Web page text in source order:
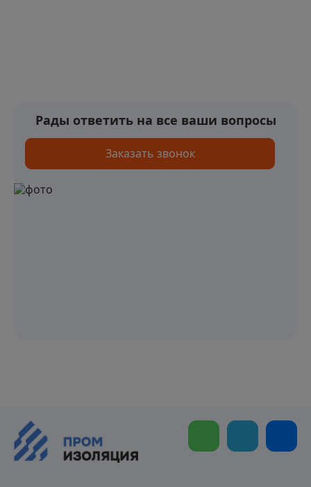
Рады ответить на все ваши вопросы
Заказать звонок